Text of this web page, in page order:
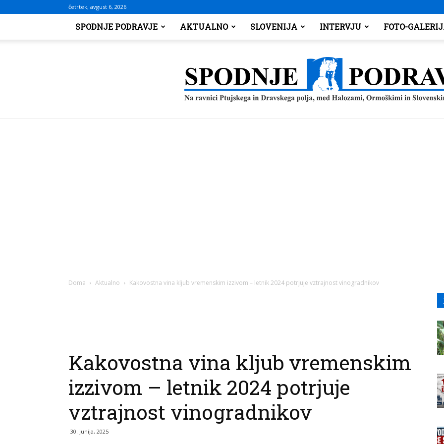
četrtek, avgust 6, 2026
SPODNJE PODRAVJE AKTUALNO SLOVENIJA INTERVJU FOTO-
Doma Aktualno Kakovostna vina kljub vremenskim izzivom – letnik 2024 potrjuje vztrajnost vinogradnikov
Kakovostna vina kljub vremenskim
izzivom – letnik 2024 potrjuje
vztrajnost vinogradnikov
30. junija, 2025